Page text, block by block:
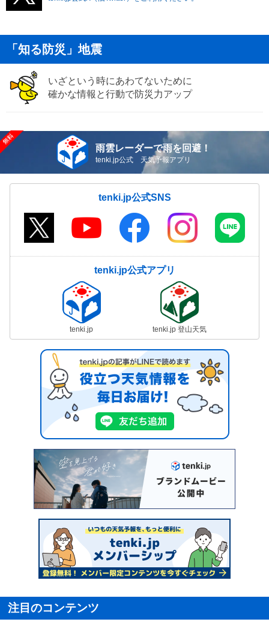
「知る防災」地震
いざという時にあわてないために
確かな情報と行動で防災力アップ
雨雲レーダーで雨を回避！
tenki.jp公式 天気予報アプリ
tenki.jp公式SNS
tenki.jp公式アプリ
tenki.jp tenki.jp 登山天気
注目のコンテンツ